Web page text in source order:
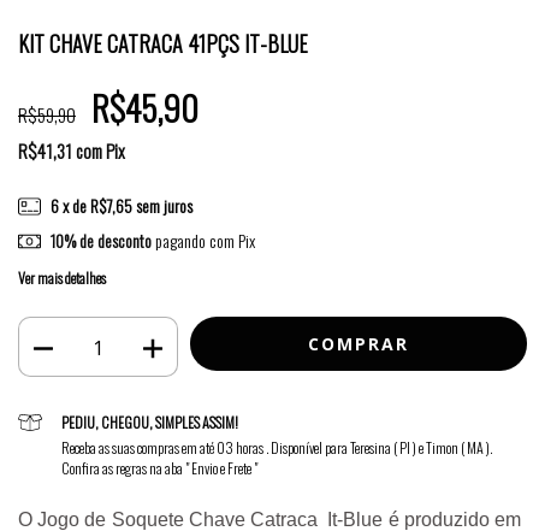
KIT CHAVE CATRACA 41PÇS IT-BLUE
R$59,90 R$45,90
R$41,31comPix
6x deR$7,65sem juros
10% de descontopagando com Pix
Ver mais detalhes
PEDIU, CHEGOU, SIMPLES ASSIM!
Receba as suas compras em até 03 horas . Disponível para Teresina ( PI ) e Timon ( MA ).
Confira as regras na aba " Envio e Frete "
O Jogo de Soquete Chave Catraca  It-Blue é produzido em